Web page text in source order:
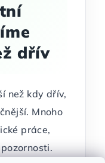
dřív
než kdy dřív,
Mnoho
práce,